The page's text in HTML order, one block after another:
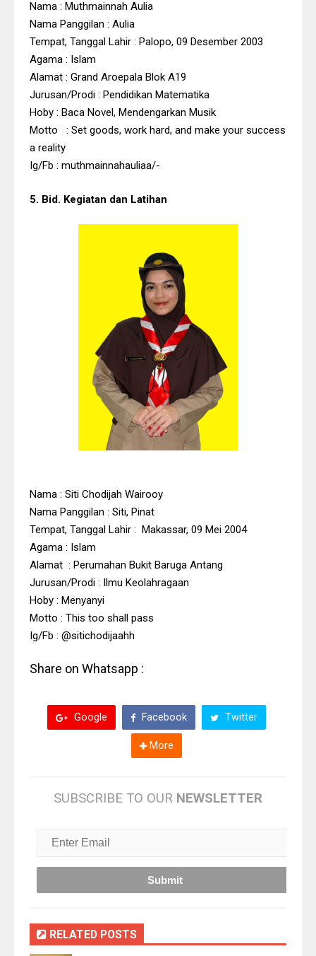
Nama : Muthmainnah Aulia
Nama Panggilan : Aulia
Tempat, Tanggal Lahir : Palopo, 09 Desember 2003
Agama : Islam
Alamat : Grand Aroepala Blok A19
Jurusan/Prodi : Pendidikan Matematika
Hoby : Baca Novel, Mendengarkan Musik
Motto : Set goods, work hard, and make your success
a reality
Ig/Fb : muthmainnahauliaa/-
5. Bid. Kegiatan dan Latihan
Nama : Siti Chodijah Wairooy
Nama Panggilan : Siti, Pinat
Tempat, Tanggal Lahir : Makassar, 09 Mei 2004
Agama : Islam
Alamat : Perumahan Bukit Baruga Antang
Jurusan/Prodi : Ilmu Keolahragaan
Hoby : Menyanyi
Motto : This too shall pass
Ig/Fb : @sitichodijaahh
Share on Whatsapp :
Google Facebook Twitter
More
SUBSCRIBE TO OUR NEWSLETTER
RELATED POSTS